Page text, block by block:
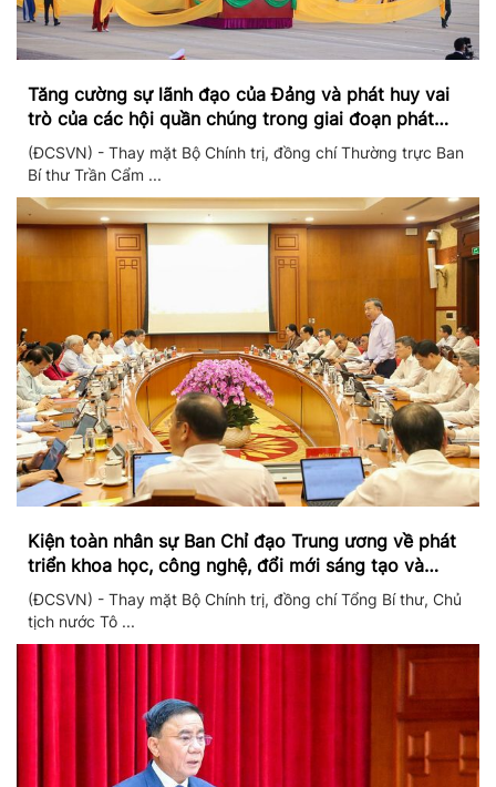
Tăng cường sự lãnh đạo của Đảng và phát huy vai
trò của các hội quần chúng trong giai đoạn phát
triển mới
(ĐCSVN) - Thay mặt Bộ Chính trị, đồng chí Thường trực Ban
Bí thư Trần Cẩm ...
Kiện toàn nhân sự Ban Chỉ đạo Trung ương về phát
triển khoa học, công nghệ, đổi mới sáng tạo và
chuyển đổi số
(ĐCSVN) - Thay mặt Bộ Chính trị, đồng chí Tổng Bí thư, Chủ
tịch nước Tô ...